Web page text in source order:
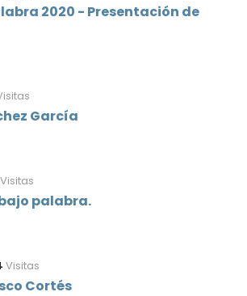
2020 - Presentación de
García
Visitas
palabra.
Visitas
Cortés